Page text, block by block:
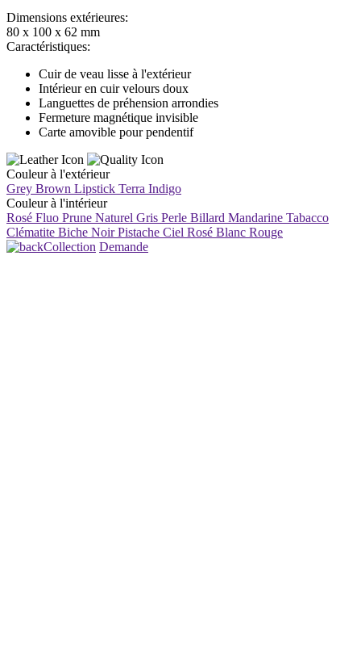
Dimensions extérieures:
80 x 100 x 62 mm
Caractéristiques:
Cuir de veau lisse à l'extérieur
Intérieur en cuir velours doux
Languettes de préhension arrondies
Fermeture magnétique invisible
Carte amovible pour pendentif
Couleur à l'extérieur
Grey Brown Lipstick Terra Indigo
Couleur à l'intérieur
Rosé Fluo Prune Naturel Gris Perle Billard Mandarine Tabacco
Clématite Biche Noir Pistache Ciel Rosé Blanc Rouge
Collection Demande